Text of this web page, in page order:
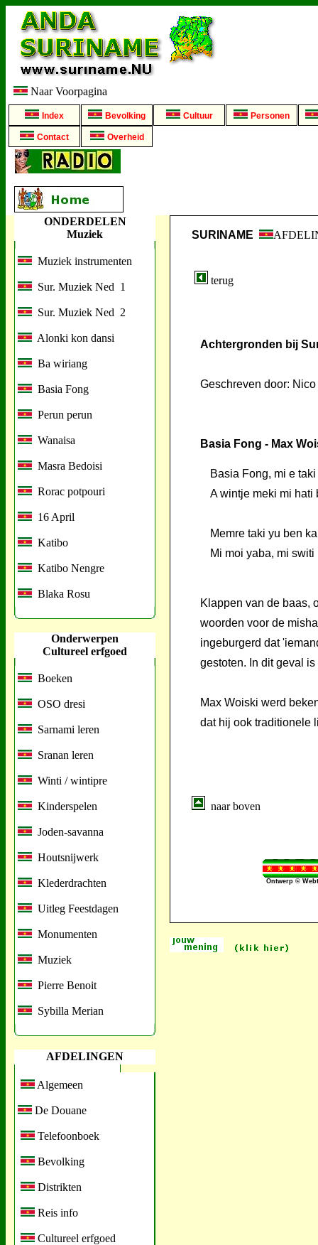
Naar Voorpagina
Index Bevolking Cultuur Personen
Contact Overheid
ONDERDELEN
Muziek
Muziek instrumenten
Sur. Muziek Ned 1
Sur. Muziek Ned 2
Alonki kon dansi
Ba wiriang
Basia Fong
Perun perun
Wanaisa
Masra Bedoisi
Rorac potpouri
16 April
Katibo
Katibo Nengre
Blaka Rosu
Onderwerpen
Cultureel erfgoed
Boeken
OSO dresi
Sarnami leren
Sranan leren
Winti / wintipre
Kinderspelen
Joden-savanna
Houtsnijwerk
Klederdrachten
Uitleg Feestdagen
Monumenten
Muziek
Pierre Benoit
Sybilla Merian
AFDELINGEN
Algemeen
De Douane
Telefoonboek
Bevolking
Distrikten
Reis info
Cultureel erfgoed
SURINAME
terug
Achtergronden bij
Geschreven door:
Basia Fong - Max
Basia Fong, mi e taki
A wintje meki mi hati
Memre taki yu ben
Mi moi yaba, mi switi
Klappen van de baas,
woorden voor de
ingeburgerd dat
gestoten. In dit geval
Max Woiski werd
dat hij ook traditionele
naar boven
Ontwerp ©